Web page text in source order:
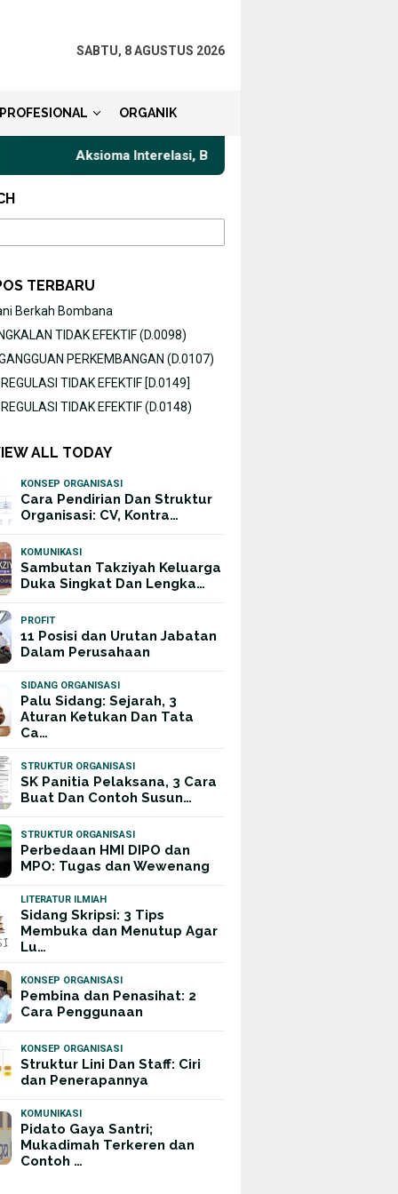
SABTU, 8 AGUSTUS 2026
PROFESIONAL ORGANIK
Aksioma Interelasi, Belajar Privat Gaya Komunikasi
(D.0080)
BERSIHAN JALAN NAPAS
TERBARU
Berkah Bombana
TIDAK EFEKTIF (D.0098)
PERKEMBANGAN (D.0107)
TIDAK EFEKTIF [D.0149]
TIDAK EFEKTIF (D.0148)
ALL TODAY
KONSEP ORGANISASI
Cara Pendirian Dan Struktur
Organisasi: CV, Kontra…
KOMUNIKASI
Sambutan Takziyah Keluarga
Duka Singkat Dan Lengka…
PROFIT
11 Posisi dan Urutan Jabatan
Dalam Perusahaan
SIDANG ORGANISASI
Palu Sidang: Sejarah, 3
Aturan Ketukan Dan Tata
Ca…
STRUKTUR ORGANISASI
SK Panitia Pelaksana, 3 Cara
Buat Dan Contoh Susun…
STRUKTUR ORGANISASI
Perbedaan HMI DIPO dan
MPO: Tugas dan Wewenang
LITERATUR ILMIAH
Sidang Skripsi: 3 Tips
Membuka dan Menutup Agar
Lu…
KONSEP ORGANISASI
Pembina dan Penasihat: 2
Cara Penggunaan
KONSEP ORGANISASI
Struktur Lini Dan Staff: Ciri
dan Penerapannya
KOMUNIKASI
Pidato Gaya Santri;
Mukadimah Terkeren dan
Contoh …